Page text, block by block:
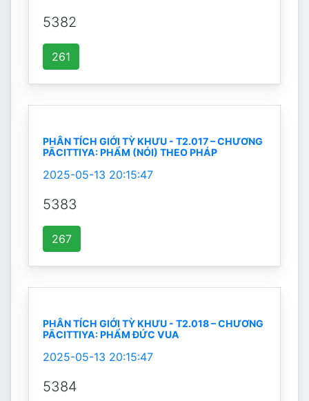
5382
261
PHÂN TÍCH GIỚI TỲ KHƯU - T2.017 – CHƯƠNG
PĀCITTIYA: PHẨM (NÓI) THEO PHÁP
2025-05-13 20:15:47
5383
267
PHÂN TÍCH GIỚI TỲ KHƯU - T2.018 – CHƯƠNG
PĀCITTIYA: PHẨM ĐỨC VUA
2025-05-13 20:15:47
5384